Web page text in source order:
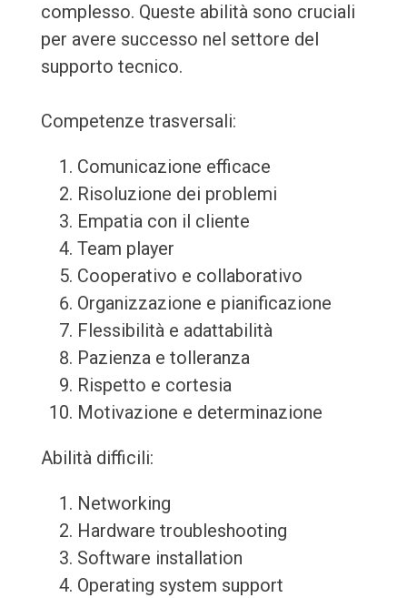
complesso. Queste abilità sono cruciali
per avere successo nel settore del
supporto tecnico.
Competenze trasversali:
Comunicazione efficace
Risoluzione dei problemi
Empatia con il cliente
Team player
Cooperativo e collaborativo
Organizzazione e pianificazione
Flessibilità e adattabilità
Pazienza e tolleranza
Rispetto e cortesia
Motivazione e determinazione
Abilità difficili:
Networking
Hardware troubleshooting
Software installation
Operating system support